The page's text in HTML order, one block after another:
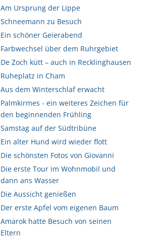
Am Ursprung der Lippe
Schneemann zu Besuch
Ein schöner Geierabend
Farbwechsel über dem Ruhrgebiet
De Zoch kütt – auch in Recklinghausen
Ruheplatz in Cham
Aus dem Winterschlaf erwacht
Palmkirmes - ein weiteres Zeichen für
den beginnenden Frühling
Samstag auf der Südtribüne
Ein alter Hund wird wieder flott
Die schönsten Fotos von Giovanni
Die erste Tour im Wohnmobil und
dann ans Wasser
Die Aussicht genießen
Der erste Apfel vom eigenen Baum
Amarok hatte Besuch von seinen
Eltern